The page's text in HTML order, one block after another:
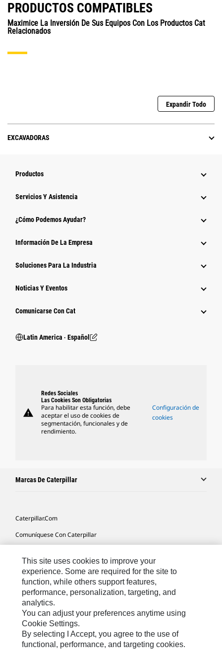
PRODUCTOS COMPATIBLES
Maximice La Inversión De Sus Equipos Con Los Productos Cat
Relacionados
Expandir Todo
EXCAVADORAS
Productos
Servicios Y Asistencia
¿Cómo Podemos Ayudar?
Información De La Empresa
Soluciones Para La Industria
Noticias Y Eventos
Comunicarse Con Cat
Latin America ‧ Español
warning
Redes Sociales
Las Cookies Son Obligatorias
Para habilitar esta función, debe
aceptar el uso de cookies de
segmentación, funcionales y de
rendimiento.
Configuración de
cookies
Marcas De Caterpillar
Caterpillar.com
Comuníquese Con Caterpillar
Mapa Del Sitio
Cookie Settings
Avisos Legales
Privacidad
This site uses cookies to improve your
experience. Some are required for the site to
function, while others support features,
performance, personalization, targeting, and
analytics.
You can adjust your preferences anytime using
Cookie Settings.
By selecting I Accept, you agree to the use of
functional, performance, and targeting cookies.